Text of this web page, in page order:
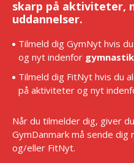
skarp på aktiviteter,
uddannelser.
Tilmeld dig GymNyt hvis
og nyt indenfor
Tilmeld dig FitNyt hvis du
på aktiviteter og nyt
Når du tilmelder dig, giver
GymDanmark må sende
og/eller FitNyt.